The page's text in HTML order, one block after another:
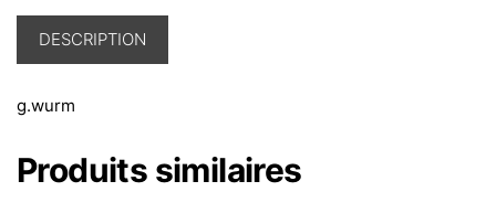
DESCRIPTION
g.wurm
Produits similaires